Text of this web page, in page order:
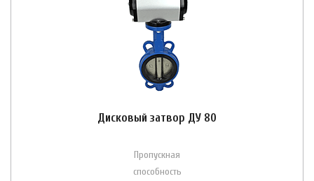
Дисковый затвор ДУ 80
Пропускная
способность